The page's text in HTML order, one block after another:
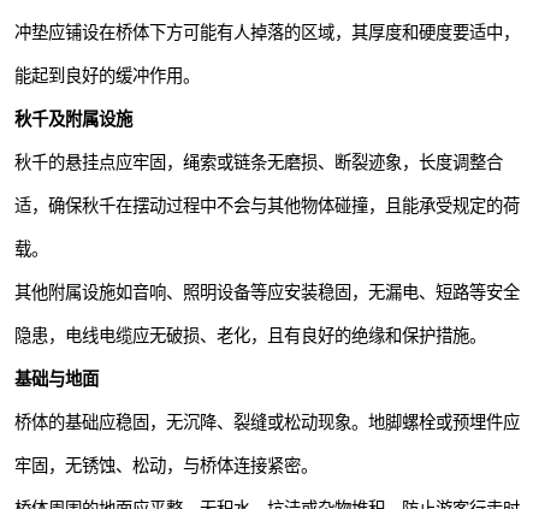
冲垫应铺设在桥体下方可能有人掉落的区域，其厚度和硬度要适中，
能起到良好的缓冲作用。
秋千及附属设施
秋千的悬挂点应牢固，绳索或链条无磨损、断裂迹象，长度调整合
适，确保秋千在摆动过程中不会与其他物体碰撞，且能承受规定的荷
载。
其他附属设施如音响、照明设备等应安装稳固，无漏电、短路等安全
隐患，电线电缆应无破损、老化，且有良好的绝缘和保护措施。
基础与地面
桥体的基础应稳固，无沉降、裂缝或松动现象。地脚螺栓或预埋件应
牢固，无锈蚀、松动，与桥体连接紧密。